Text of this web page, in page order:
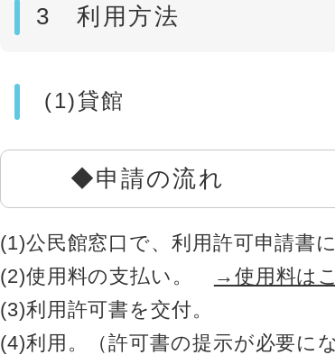
3 利用方法
(1)貸館
◆申請の流れ
(1)公民館窓口で、利用許可申請書
(2)使用料の支払い。
→使用料は
(3)利用許可書を交付。
(4)利用。（許可書の提示が必要に